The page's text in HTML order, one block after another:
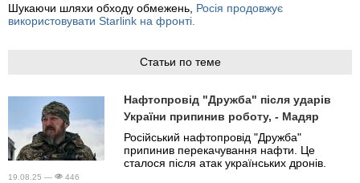
Шукаючи шляхи обходу обмежень, Росія продовжує
використовувати Starlink на фронті.
Статьи по теме
Нафтопровід "Дружба" після ударів
України припинив роботу, - Мадяр
Російський нафтопровід "Дружба"
припинив перекачування нафти. Це
сталося після атак українських дронів.
19.08.25 — 446